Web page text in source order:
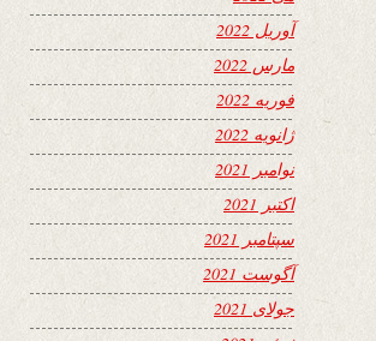
آوریل 2022
مارس 2022
فوریه 2022
ژانویه 2022
نوامبر 2021
اکتبر 2021
سپتامبر 2021
آگوست 2021
جولای 2021